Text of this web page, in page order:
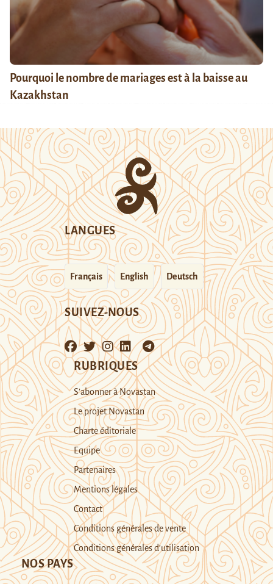
Pourquoi le nombre de mariages est à la baisse au
Kazakhstan
LANGUES
Français English Deutsch
SUIVEZ-NOUS
RUBRIQUES
S’abonner à Novastan
Le projet Novastan
Charte éditoriale
Equipe
Partenaires
Mentions légales
Contact
Conditions générales de vente
Conditions générales d’utilisation
NOS PAYS